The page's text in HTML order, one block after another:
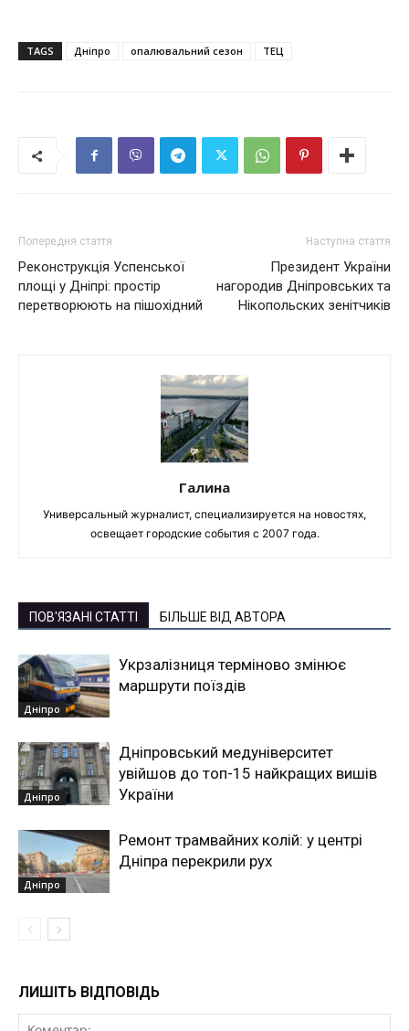
TAGS Дніпро опалювальний сезон ТЕЦ
Попередня стаття
Реконструкція Успенської
площі у Дніпрі: простір
перетворюють на пішохідний
Наступна стаття
Президент України
нагородив Дніпровських та
Нікопольских зенітчиків
Галина
Универсальный журналист, специализируется на новостях,
освещает городские события с 2007 года.
ПОВ'ЯЗАНІ СТАТТІ БІЛЬШЕ ВІД АВТОРА
Дніпро
Укрзалізниця терміново змінює
маршрути поїздів
Дніпро
Дніпровський медуніверситет
увійшов до топ-15 найкращих вишів
України
Дніпро
Ремонт трамвайних колій: у центрі
Дніпра перекрили рух
ЛИШІТЬ ВІДПОВІДЬ